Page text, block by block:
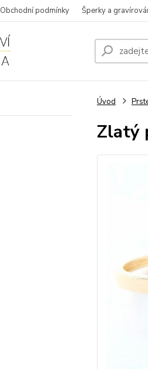
Obchodní podmínky Šperky a
Úvod
Zlatý